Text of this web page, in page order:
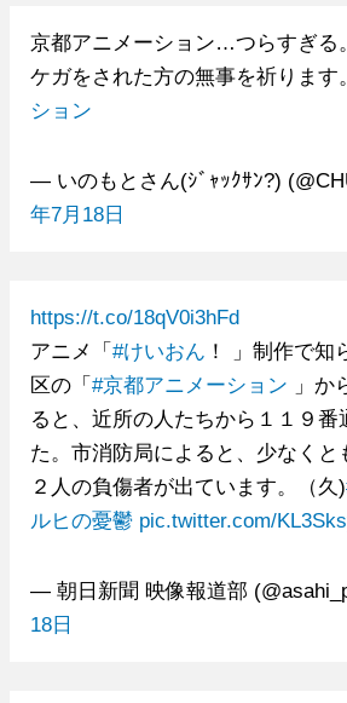
京都アニメーション…つらすぎる。
ケガをされた方の無事を祈ります。
ション
— いのもとさん(ｼﾞｬｯｸｻﾝ?)
年7月18日
https://t.co/18qV0i3hFd
アニメ「 #けいおん ！ 」制作で知
区の「 #京都アニメーション 」か
ると、近所の人たちから１１９番
た。市消防局によると、少なくと
２人の負傷者が出ています。（久)
ルヒの憂鬱 pic.twitter.com/
— 朝日新聞 映像報道部
18日